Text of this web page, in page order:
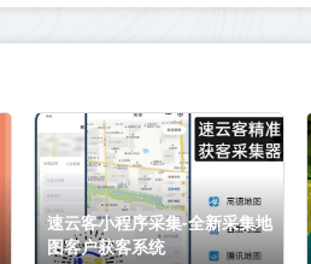
速云客小程序采集-全新采集地
图客户获客系统